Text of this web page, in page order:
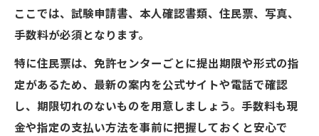
ここでは、試験申請書、本人確認書類、住民票、写真、
手数料が必須となります。
特に住民票は、免許センターごとに提出期限や形式の指
定があるため、最新の案内を公式サイトや電話で確認
し、期限切れのないものを用意しましょう。手数料も現
金や指定の支払い方法を事前に把握しておくと安心で